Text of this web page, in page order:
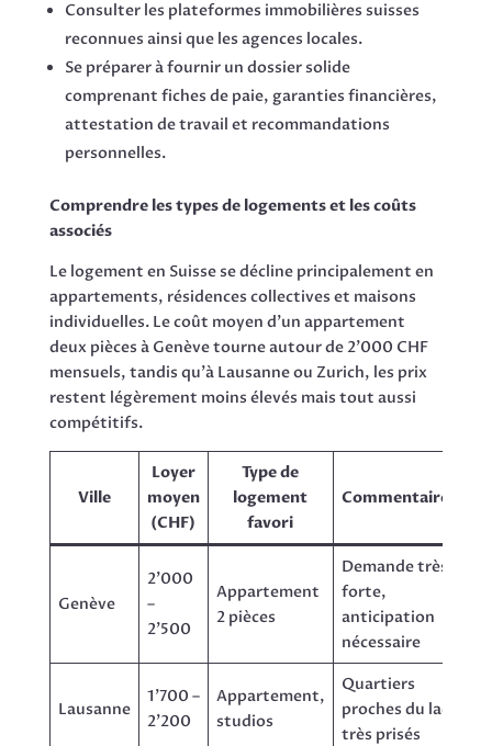
Consulter les plateformes immobilières suisses
reconnues ainsi que les agences locales.
Se préparer à fournir un dossier solide
comprenant fiches de paie, garanties financières,
attestation de travail et recommandations
personnelles.
Comprendre les types de logements et les coûts
associés
Le logement en Suisse se décline principalement en
appartements, résidences collectives et maisons
individuelles. Le coût moyen d’un appartement
deux pièces à Genève tourne autour de 2’000 CHF
mensuels, tandis qu’à Lausanne ou Zurich, les prix
restent légèrement moins élevés mais tout aussi
compétitifs.
Ville
Loyer
moyen
(CHF)
Type de
logement
favori
Commentaires
Genève
2’000
–
2’500
Appartement
2 pièces
Demande très
forte,
anticipation
nécessaire
Lausanne
1’700 –
2’200
Appartement,
studios
Quartiers
proches du lac
très prisés